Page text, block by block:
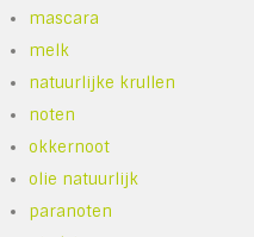
mascara
melk
natuurlijke krullen
noten
okkernoot
olie natuurlijk
paranoten